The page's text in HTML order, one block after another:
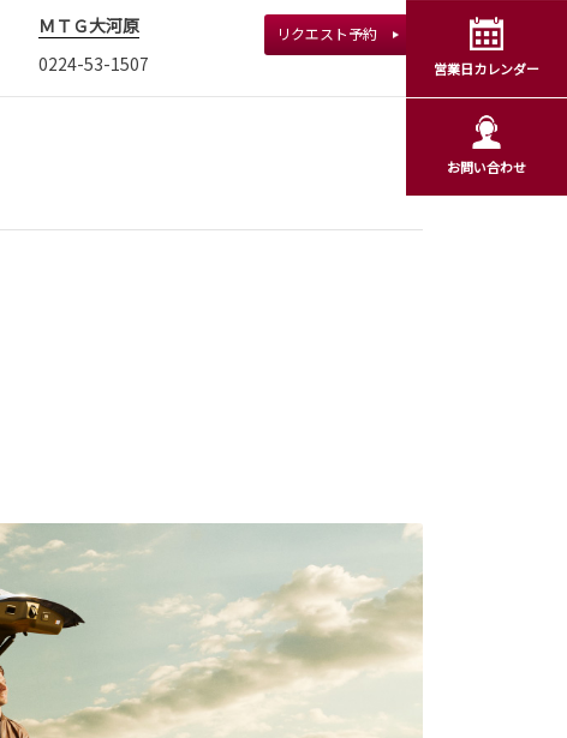
ＭＴＧ大河原
0224-53-1507
リクエスト予約
営業日カレンダー
お問い合わせ